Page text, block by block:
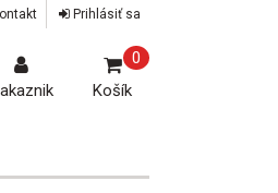
Prihlásiť sa
Košík
0